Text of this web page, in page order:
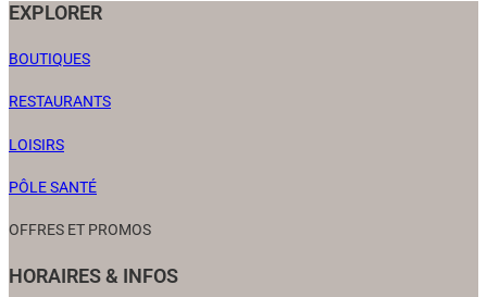
EXPLORER
BOUTIQUES
RESTAURANTS
LOISIRS
PÔLE SANTÉ
OFFRES ET PROMOS
HORAIRES & INFOS